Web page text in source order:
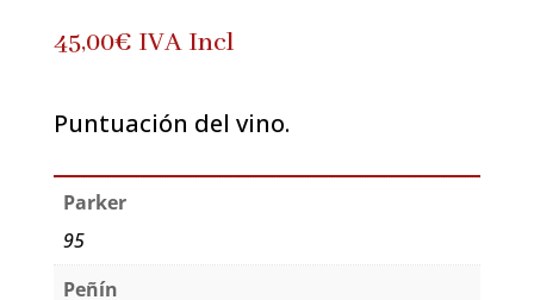
45,00€ IVA Incl
Puntuación del vino.
Parker
95
Peñín